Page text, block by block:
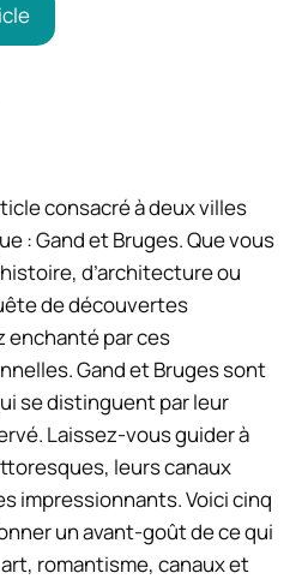
consacré à deux villes
: Gand et Bruges. Que vous
d’architecture ou
de découvertes
enchanté par ces
Gand et Bruges sont
se distinguent par leur
Laissez-vous guider à
leurs canaux
impressionnants. Voici cinq
un avant-goût de ce qui
romantisme, canaux et